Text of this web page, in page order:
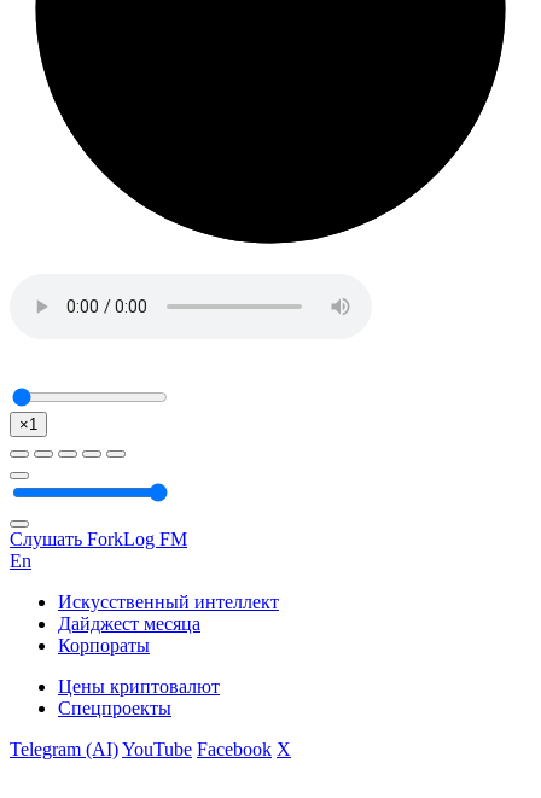
×1
Слушать ForkLog FM
En
Искусственный интеллект
Дайджест месяца
Корпораты
Цены криптовалют
Спецпроекты
Telegram (AI)YouTube Facebook X